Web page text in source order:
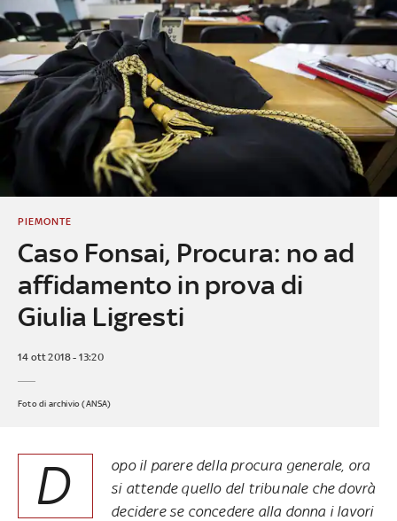
Caso Fonsai, Procura: no ad
affidamento in prova di
Giulia Ligresti
PIEMONTE
14 ott 2018 - 13:20
Foto di archivio (ANSA)
D
opo il parere della procura generale, ora
si attende quello del tribunale che dovrà
decidere se concedere alla donna i lavori